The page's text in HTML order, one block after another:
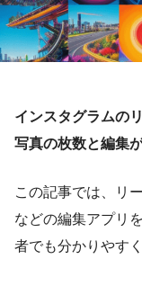
インスタグラムの
写真の枚数と編集
この記事では、リ
などの編集アプリ
者でも分かりやす